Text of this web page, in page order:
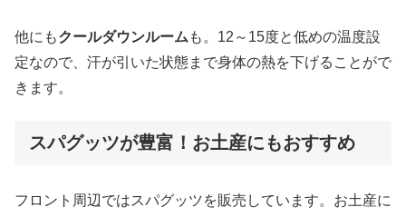
他にもクールダウンルーム も。12～15度と低めの温度設
定なので、汗が引いた状態まで身体の熱を下げることがで
きます。
スパグッツが豊富！お土産にもおすすめ
フロント周辺ではスパグッツを販売しています。お土産に